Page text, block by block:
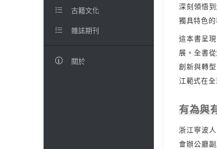
 古籍文化
 雜誌期刊
 關於
深刻領悟
獨具特色的
這本書呈
展。全書
創新與轉
江範式在全
有為與
浙江寧波
會辦公廳